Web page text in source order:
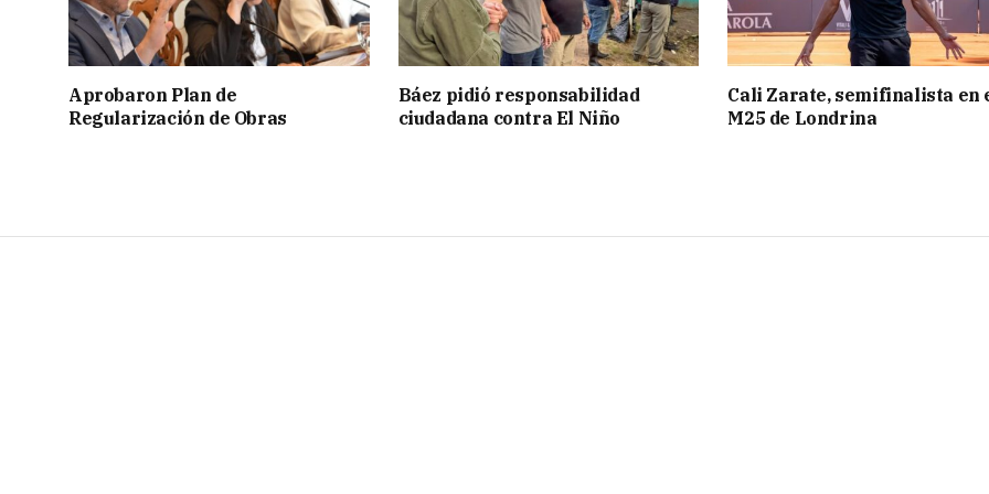
Aprobaron Plan de
Regularización de Obras
Báez pidió responsabilidad
ciudadana contra El Niño
Cali Zarate, semifinalista en
M25 de Londrina